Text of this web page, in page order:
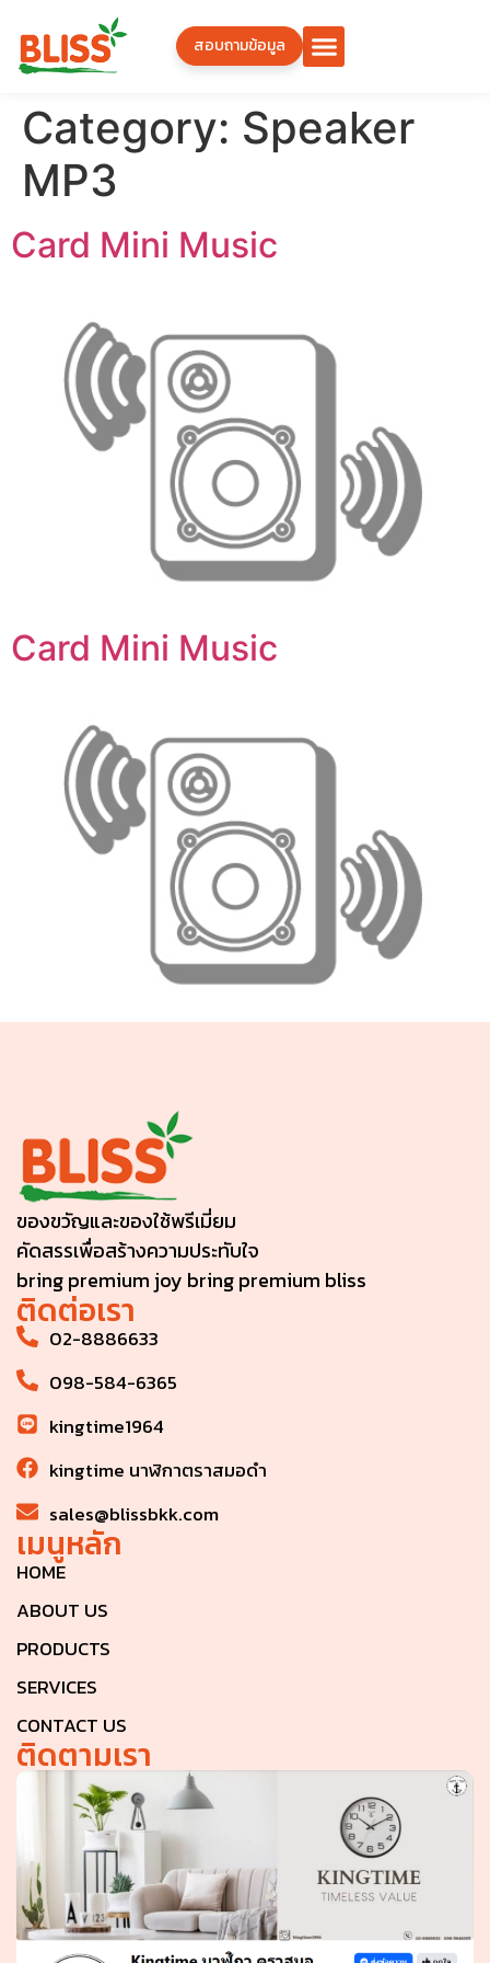
สอบถามข้อมูล
Category: Speaker
MP3
Card Mini Music
Card Mini Music
ของขวัญและของใช้พรีเมี่ยม
คัดสรรเพื่อสร้างความประทับใจ
bring premium joy bring premium bliss
ติดต่อเรา
02-8886633
098-584-6365
kingtime1964
kingtime นาฬิกาตราสมอดำ
sales@blissbkk.com
เมนูหลัก
HOME
ABOUT US
PRODUCTS
SERVICES
CONTACT US
ติดตามเรา